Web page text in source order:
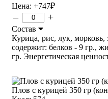
Цена: +747₽
– +
Состав
Курица, рис, лук, морковь,
содержит: белков - 9 гр.,
гр. Энергетическая
Плов с курицей 350 гр